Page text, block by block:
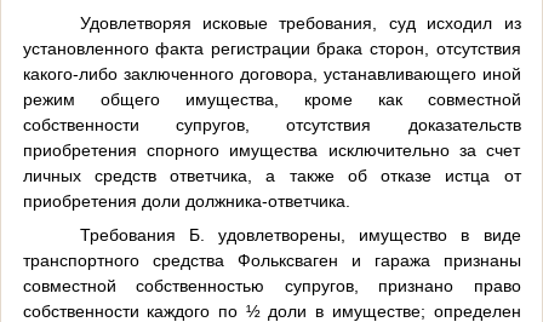
Удовлетворяя исковые требования, суд исходил из
установленного факта регистрации брака сторон, отсутствия
какого-либо заключенного договора, устанавливающего иной
режим общего имущества, кроме как совместной
собственности супругов, отсутствия доказательств
приобретения спорного имущества исключительно за счет
личных средств ответчика, а также об отказе истца от
приобретения доли должника-ответчика.
Требования Б. удовлетворены, имущество в виде
транспортного средства Фольксваген и гаража признаны
совместной собственностью супругов, признано право
собственности каждого по ½ доли в имуществе; определен